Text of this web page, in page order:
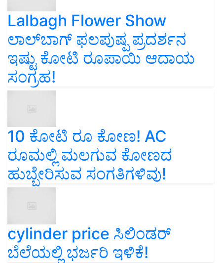
Lalbagh Flower Show
ಲಾಲ್‌ಬಾಗ್ ಫಲಪುಷ್ಪ ಪ್ರದರ್ಶನ
ಇಷ್ಟು ಕೋಟಿ ರೂಪಾಯಿ ಆದಾಯ
ಸಂಗ್ರಹ!
10 ಕೋಟಿ ರೂ ಕೋಣ! AC
ರೂಮಲ್ಲಿ ಮಲಗುವ ಕೋಣದ
ಹುಬ್ಬೇರಿಸುವ ಸಂಗತಿಗಳಿವು!
cylinder price ಸಿಲಿಂಡರ್‌
ಬೆಲೆಯಲ್ಲಿ ಭರ್ಜರಿ ಇಳಿಕೆ!